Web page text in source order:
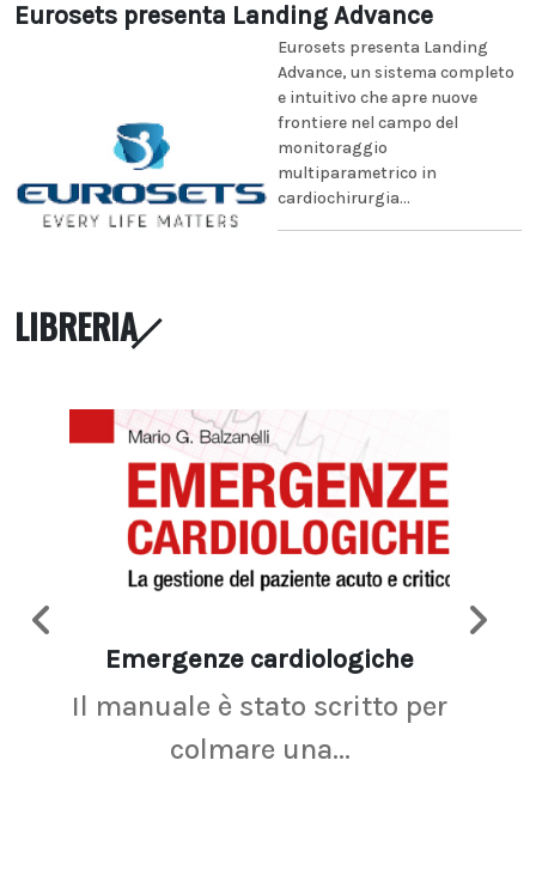
Eurosets presenta Landing Advance
Eurosets presenta Landing
Advance, un sistema completo
e intuitivo che apre nuove
frontiere nel campo del
monitoraggio
multiparametrico in
cardiochirurgia...
LIBRERIA
Emergenze cardiologiche
Il manuale è stato scritto per
colmare una...